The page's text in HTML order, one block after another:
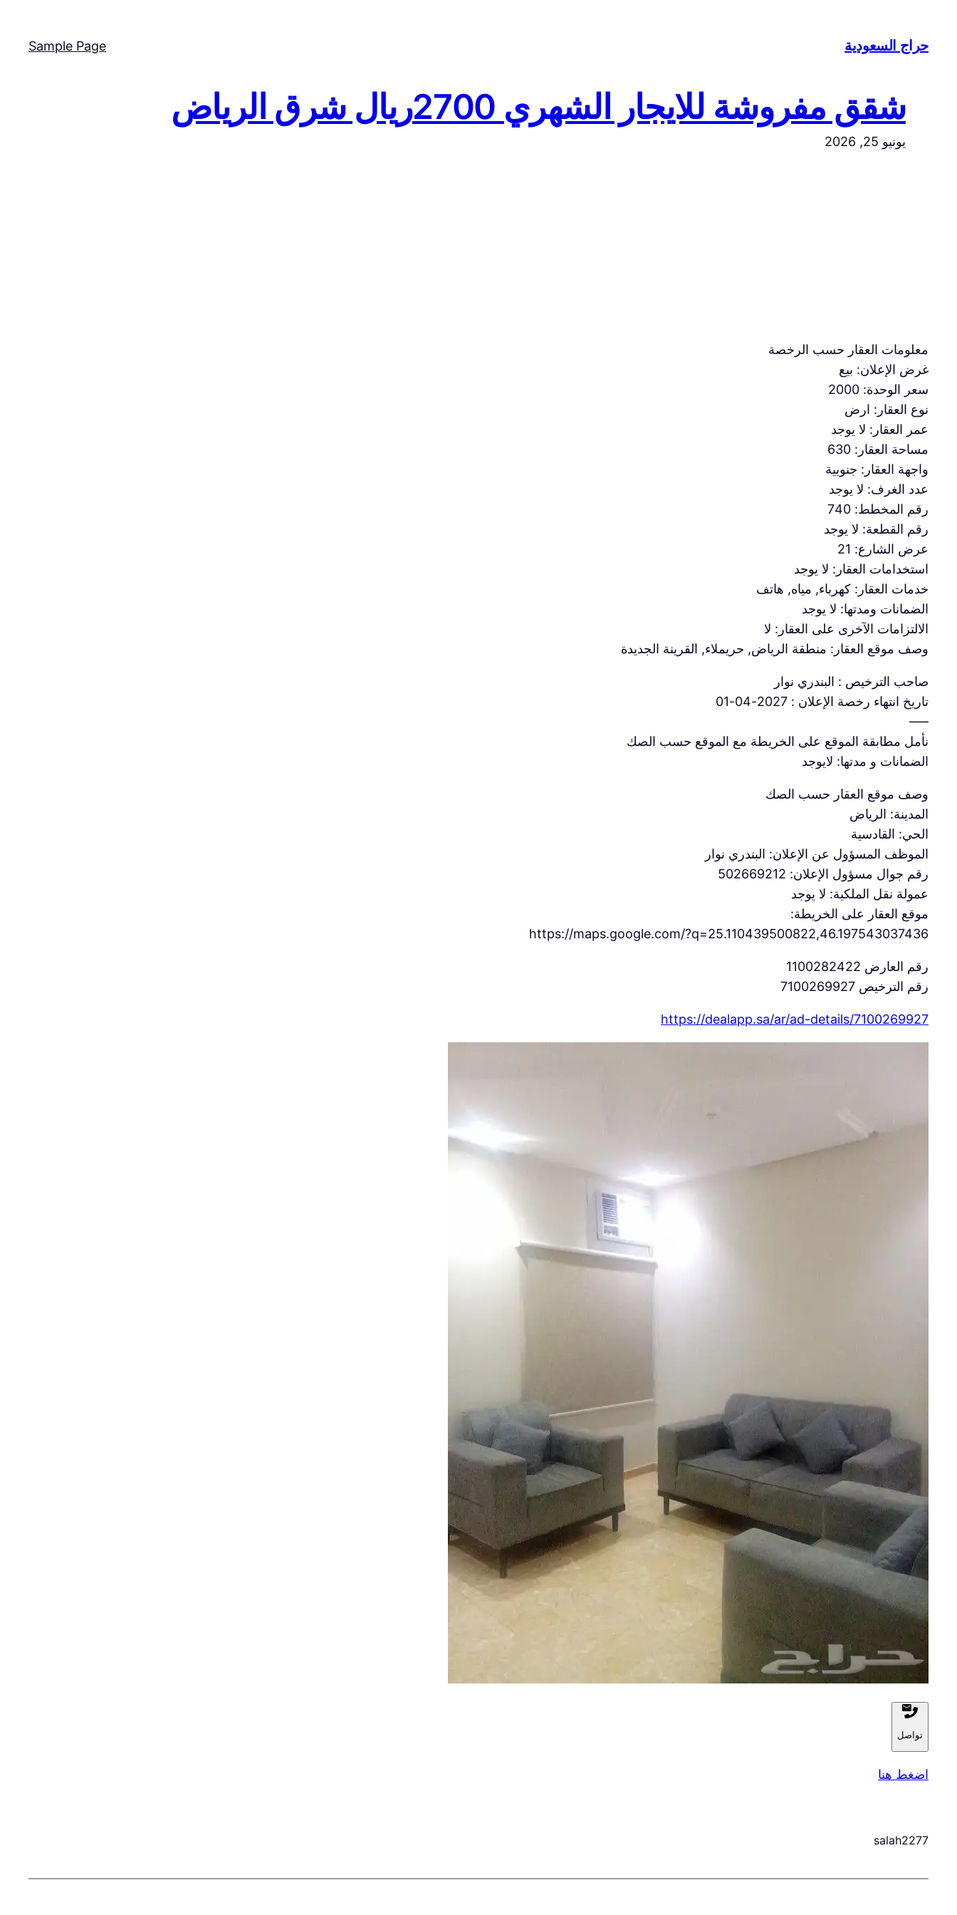
المحتوى
حراج السعودية Sample Page
شقق مفروشة للايجار الشهري 2700ريال شرق الرياض
يونيو 25, 2026
معلومات العقار حسب الرخصة
غرض الإعلان: بيع
سعر الوحدة: 2000
نوع العقار: ارض
عمر العقار: لا يوجد
مساحة العقار: 630
واجهة العقار: جنوبية
عدد الغرف: لا يوجد
رقم المخطط: 740
رقم القطعة: لا يوجد
عرض الشارع: 21
استخدامات العقار: لا يوجد
خدمات العقار: كهرباء, مياه, هاتف
الضمانات ومدتها: لا يوجد
الالتزامات الآخرى على العقار: لا
وصف موقع العقار: منطقة الرياض, حريملاء, القرينة الجديدة
صاحب الترخيص : البندري نوار
تاريخ انتهاء رخصة الإعلان : 2027-04-01
—–
نأمل مطابقة الموقع على الخريطة مع الموقع حسب الصك
الضمانات و مدتها: لايوجد
وصف موقع العقار حسب الصك
المدينة: الرياض
الحي: القادسية
الموظف المسؤول عن الإعلان: البندري نوار
رقم جوال مسؤول الإعلان: 502669212
عمولة نقل الملكية: لا يوجد
موقع العقار على الخريطة:
https://maps.google.com/?q=25.110439500822,46.197543037436
رقم العارض 1100282422
رقم الترخيص 7100269927
https://dealapp.sa/ar/ad-details/7100269927
تواصل
اضغط هنا
salah2277